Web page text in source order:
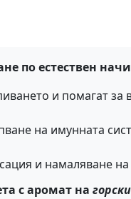
по естествен
и помагат за
на имунната
и намаляване
с аромат на